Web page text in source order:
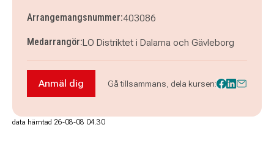
Arrangemangsnummer:403086
Medarrangör:LO Distriktet i Dalarna och Gävleborg
Anmäl dig till Vald på jobbet - Gävle
Anmäl dig Gå tillsammans, dela kursen:
data hämtad 26-08-08 04.30